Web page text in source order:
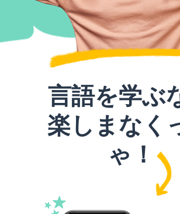
言語を学ぶ
楽しまなく
ゃ！